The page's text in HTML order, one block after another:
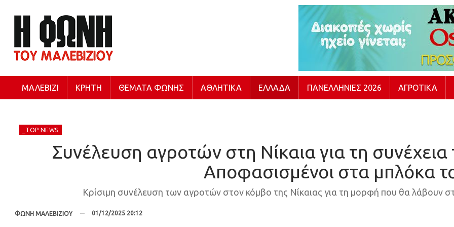
ΜΑΛΕΒΊΖΙ ΚΡΉΤΗ ΘΈΜΑΤΑ ΦΩΝΉΣ ΑΘΛΗΤΙΚΆ ΕΛΛΆΔΑ ΠΑΝΕΛΛΉΝΙΕΣ 2026 ΑΓΡΟΤΙΚΆ
_TOP NEWS
Συνέλευση αγροτών στη Νίκαια για τη
Αποφασισμένοι στα μπλόκα
Κρίσιμη συνέλευση των αγροτών στον κόμβο της Νίκαιας για τη μορφή που θα λάβουν
ΦΩΝΗ ΜΑΛΕΒΙΖΙΟΥ 01/12/2025 20:12